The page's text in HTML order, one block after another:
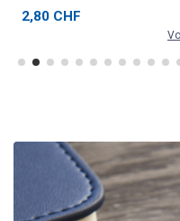
37,50 CHF